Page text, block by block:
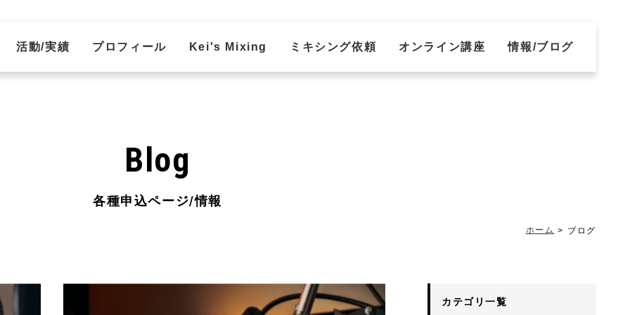
活動/実績 プロフィール Kei's Mixing ミキシング依頼 オンライン講座 情報/ブログ
Blog
各種申込ページ/情報
ホーム ブログ
カテゴリ一覧